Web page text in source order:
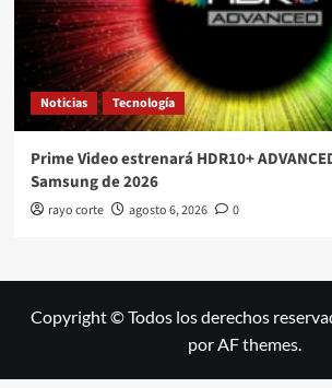
Noticias Tecnología
Prime Video estrenará HDR10+
Samsung de 2026
rayo corte agosto 6, 2026 0
Copyright © Todos los derechos
por AF themes.